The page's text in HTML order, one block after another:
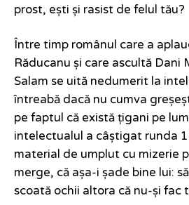
prost, ești și rasist de felul tău?
Între timp românul care a
Răducanu și care ascultă Dani
Salam se uită nedumerit la
întreabă dacă nu cumva
pe faptul că există țigani pe
intelectualul a câștigat runda
material de umplut cu mizerie
merge, că așa-i șade bine lui:
scoată ochii altora că nu-și fac